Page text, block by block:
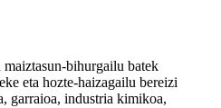
bihurgailu batek
eta hozte-haizagailu bereizi
garraioa, industria kimikoa,